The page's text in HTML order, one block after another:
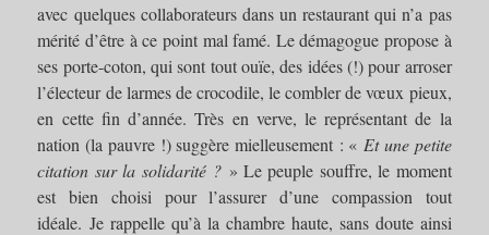
avec quelques collaborateurs dans un restaurant qui n’a pas
mérité d’être à ce point mal famé. Le démagogue propose à
ses porte-coton, qui sont tout ouïe, des idées (!) pour arroser
l’électeur de larmes de crocodile, le combler de vœux pieux,
en cette fin d’année. Très en verve, le représentant de la
nation (la pauvre !) suggère mielleusement : « Et une petite
citation sur la solidarité ? » Le peuple souffre, le moment
est bien choisi pour l’assurer d’une compassion tout
idéale. Je rappelle qu’à la chambre haute, sans doute ainsi